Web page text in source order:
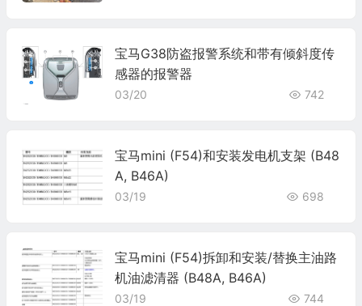
宝马G38防盗报警系统和带有倾斜度传
感器的报警器
03/20 742
宝马mini (F54)和安装发电机支架 (B48
A, B46A)
03/19 698
宝马mini (F54)拆卸和安装/替换主油路
机油滤清器 (B48A, B46A)
03/19 744